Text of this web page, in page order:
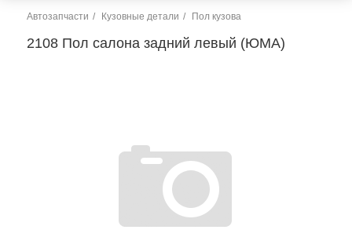
Автозапчасти Кузовные детали Пол кузова
2108 Пол салона задний левый (ЮМА)